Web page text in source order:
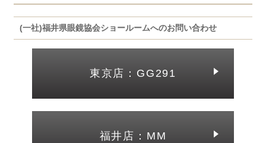
(一社)福井県眼鏡協会ショールームへのお問い合わせ
東京店：GG291
福井店：MM